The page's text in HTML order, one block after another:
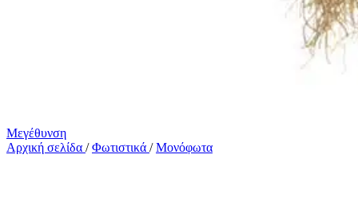
Μεγέθυνση
Αρχική σελίδα / Φωτιστικά / Μονόφωτα